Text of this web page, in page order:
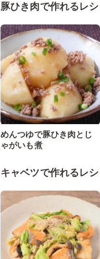
豚ひき肉で作れるレ
めんつゆで豚ひき肉とじ
ゃがいも煮
キャベツで作れるレ